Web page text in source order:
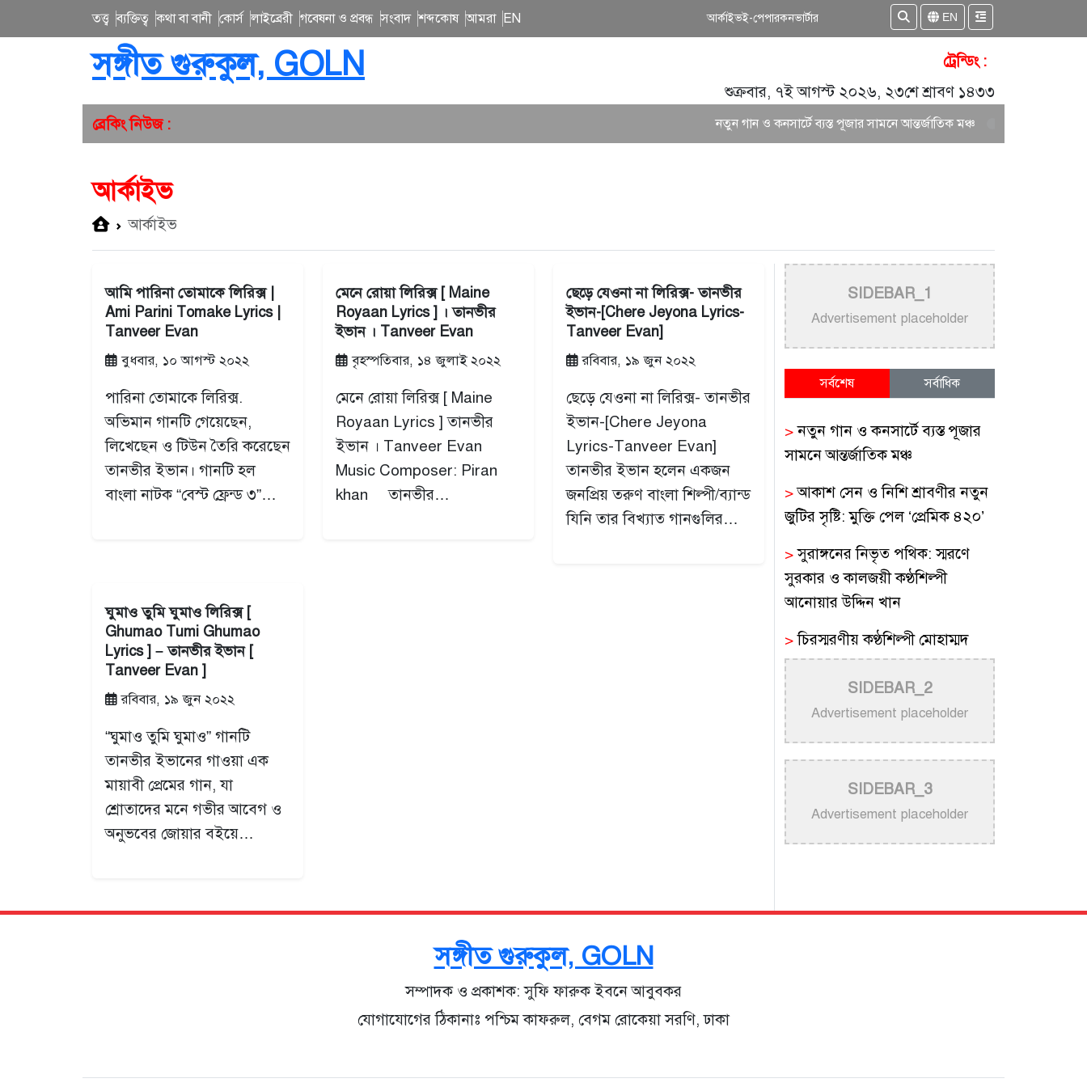
তত্ত্ব ব্যক্তিত্ব কথা বা বানী কোর্স লাইব্রেরী গবেষনা ও প্রবন্ধ সংবাদ শব্দকোষ আমরা EN আর্কাইভই-পেপারকনভার্টার EN
সঙ্গীত গুরুকুল, GOLN
ট্রেন্ডিং :
শুক্রবার, ৭ই আগস্ট ২০২৬, ২৩শে শ্রাবণ ১৪৩৩
ব্রেকিং নিউজ :
নতুন গান ও কনসার্টে ব্যস্ত পূজার সামনে আন্তর্জাতিক মঞ্চ
আর্কাইভ
আর্কাইভ
আমি পারিনা তোমাকে লিরিক্স |
Ami Parini Tomake Lyrics |
Tanveer Evan
বুধবার, ১০ আগস্ট ২০২২
পারিনা তোমাকে লিরিক্স.
অভিমান গানটি গেয়েছেন,
লিখেছেন ও টিউন তৈরি করেছেন
তানভীর ইভান। গানটি হল
বাংলা নাটক “বেস্ট ফ্রেন্ড ৩”…
মেনে রোয়া লিরিক্স [ Maine
Royaan Lyrics ] । তানভীর
ইভান । Tanveer Evan
বৃহস্পতিবার, ১৪ জুলাই ২০২২
মেনে রোয়া লিরিক্স [ Maine
Royaan Lyrics ] তানভীর
ইভান । Tanveer Evan
Music Composer: Piran
khan তানভীর…
ছেড়ে যেওনা না লিরিক্স- তানভীর
ইভান-[Chere Jeyona Lyrics-
Tanveer Evan]
রবিবার, ১৯ জুন ২০২২
ছেড়ে যেওনা না লিরিক্স- তানভীর
ইভান-[Chere Jeyona
Lyrics-Tanveer Evan]
তানভীর ইভান হলেন একজন
জনপ্রিয় তরুণ বাংলা শিল্পী/ব্যান্ড
যিনি তার বিখ্যাত গানগুলির…
ঘুমাও তুমি ঘুমাও লিরিক্স [
Ghumao Tumi Ghumao
Lyrics ] – তানভীর ইভান [
Tanveer Evan ]
রবিবার, ১৯ জুন ২০২২
“ঘুমাও তুমি ঘুমাও” গানটি
তানভীর ইভানের গাওয়া এক
মায়াবী প্রেমের গান, যা
শ্রোতাদের মনে গভীর আবেগ ও
অনুভবের জোয়ার বইয়ে…
SIDEBAR_1
Advertisement placeholder
সর্বশেষ সর্বাধিক
>নতুন গান ও কনসার্টে ব্যস্ত পূজার
সামনে আন্তর্জাতিক মঞ্চ
>আকাশ সেন ও নিশি শ্রাবণীর নতুন
জুটির সৃষ্টি: মুক্তি পেল ‘প্রেমিক ৪২০’
>সুরাঙ্গনের নিভৃত পথিক: স্মরণে
সুরকার ও কালজয়ী কণ্ঠশিল্পী
আনোয়ার উদ্দিন খান
>চিরস্মরণীয় কণ্ঠশিল্পী মোহাম্মদ
রফির জীবন ও সুরের যাত্রা
>
ট্রাম্প প্রশাসনের সামরিক ভিডিওতে
নিজের গান ব্যবহার নিয়ে ক্ষুব্ধ কেটি
পেরি
>
নতুন করে ভাইরাল ‘আজ কেন মন
উদাসী হয়ে’ গানের পেছনের গল্প
>নয় মাসের ছেলেকে মঞ্চে এনে
>বাংলাদেশ বেতারে সুরকার ও
পর্তুগালে প্রবাসীদের বর্ণিল মেলা
SIDEBAR_2
Advertisement placeholder
SIDEBAR_3
Advertisement placeholder
সঙ্গীত গুরুকুল, GOLN
সম্পাদক ও প্রকাশক: সুফি ফারুক ইবনে আবুবকর
যোগাযোগের ঠিকানাঃ পশ্চিম কাফরুল, বেগম রোকেয়া সরণি, ঢাকা